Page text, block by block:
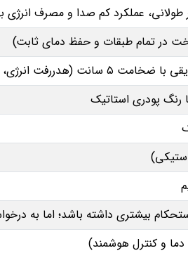
انرژی، حفظ سرمای داخلی)
رنگ پودری استاتیک
بیشتری داشته باشد؛ اما به‌
و کنترل هوشمند)